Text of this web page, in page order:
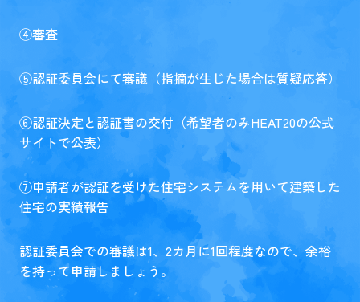
④審査
⑤認証委員会にて審議（指摘が生じた場合は質疑応答）
⑥認証決定と認証書の交付（希望者のみHEAT20の公式
サイトで公表）
⑦申請者が認証を受けた住宅システムを用いて建築した
住宅の実績報告
認証委員会での審議は1、2カ月に1回程度なので、余裕
を持って申請しましょう。